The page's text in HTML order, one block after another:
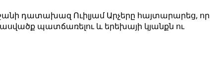
դատախազ Ուիլյամ Արչերը հայտարարեց, որ
պատճառելու և երեխայի կյանքն ու